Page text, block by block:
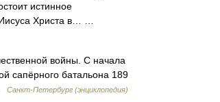
истинное
Христа в… …
войны. С начала
сапёрного батальона 189
Санкт-Петербург (энциклопедия)